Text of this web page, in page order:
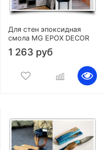
Для стен эпоксидная
смола MG EPOX DECOR
1 263 руб